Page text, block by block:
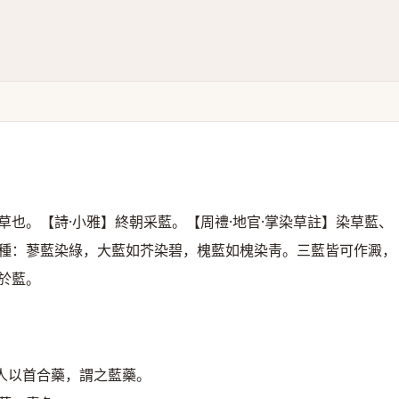
也。【詩·小雅】終朝采藍。【周禮·地官·掌染草註】染草藍、
：蓼藍染綠，大藍如芥染碧，槐藍如槐染靑。三藍皆可作澱，
藍。
首合藥，謂之藍藥。